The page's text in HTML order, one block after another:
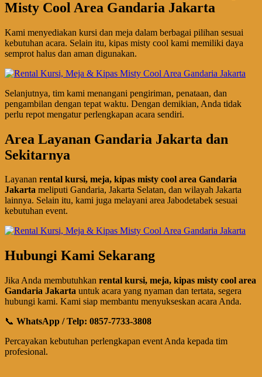
Misty Cool Area Gandaria Jakarta
Kami menyediakan kursi dan meja dalam berbagai pilihan sesuai
kebutuhan acara. Selain itu, kipas misty cool kami memiliki daya
semprot halus dan aman digunakan.
Selanjutnya, tim kami menangani pengiriman, penataan, dan
pengambilan dengan tepat waktu. Dengan demikian, Anda tidak
perlu repot mengatur perlengkapan acara sendiri.
Area Layanan Gandaria Jakarta dan
Sekitarnya
Layanan rental kursi, meja, kipas misty cool area Gandaria
Jakarta meliputi Gandaria, Jakarta Selatan, dan wilayah Jakarta
lainnya. Selain itu, kami juga melayani area Jabodetabek sesuai
kebutuhan event.
Hubungi Kami Sekarang
Jika Anda membutuhkan rental kursi, meja, kipas misty cool area
Gandaria Jakarta untuk acara yang nyaman dan tertata, segera
hubungi kami. Kami siap membantu menyukseskan acara Anda.
📞 WhatsApp / Telp: 0857-7733-3808
Percayakan kebutuhan perlengkapan event Anda kepada tim
profesional.